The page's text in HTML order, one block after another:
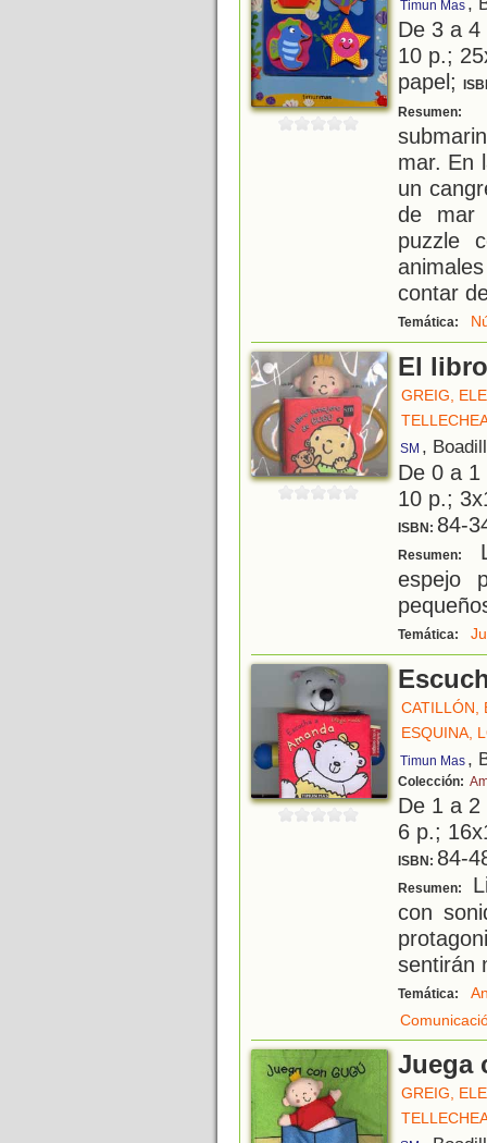
Timun Mas
De 3 a
10 p.;
papel;
Resumen:
mar. En
un
de mar
puzzle
contar
Temática:
El
GREIG,
SM ,
De 0 a
10 p.;
ISBN: 84-
Resumen:
espejo
Temática:
CATILLÓN,
ESQUINA,
Timun Mas ,
Colección:
De 1 a
6 p.;
ISBN: 84-
Resumen:
con
sentirán
Temática:
Juega
GREIG,